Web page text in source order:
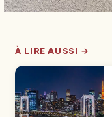
À LIRE AUSSI →